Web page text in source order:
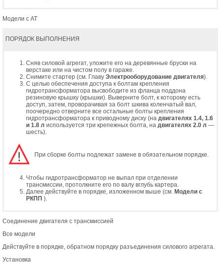
Модели с АТ
ПОРЯДОК ВЫПОЛНЕНИЯ
Сняв силовой агрегат, уложите его на деревянные бруски на
верстаке или на чистом полу в гараже.
Снимите стартер (см. Главу Электрооборудование двигателя).
С целью обеспечения доступа к болтам крепления
гидротрансформатора высвободите из фланца поддона
резиновую крышку (крышки). Выверните болт, к которому есть
доступ, затем, проворачивая за болт шкива коленчатый вал,
поочередно отверните все остальные болты крепления
гидротрансформатора к приводному диску (на двигателях 1.4, 1.6
и 1.8 л используется три крепежных болта, на двигателях 2.0 л —
шесть).
При сборке болты подлежат замене в обязательном порядке.
Чтобы гидротрансформатор не выпал при отделении
трансмиссии, протолкните его по валу вглубь картера.
Далее действуйте в порядке, изложенном выше (см. Модели с
РКПП ).
Соединение двигателя с трансмиссией
Все модели
Действуйте в порядке, обратном порядку разъединения силового агрегата.
Установка